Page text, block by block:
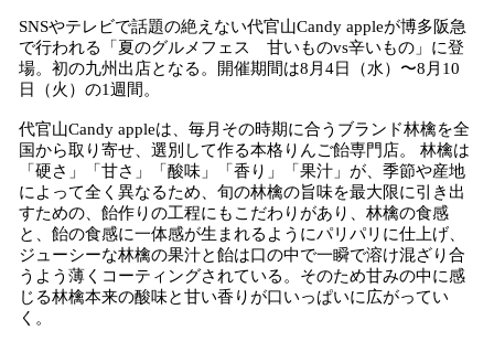
SNSやテレビで話題の絶えない代官山Candy appleが博多阪急
で行われる「夏のグルメフェス 甘いものvs辛いもの」に登
場。初の九州出店となる。開催期間は8月4日（水）〜8月10
日（火）の1週間。
代官山Candy appleは、毎⽉その時期に合うブランド林檎を全
国から取り寄せ、選別して作る本格りんご飴専門店。 林檎は
「硬さ」「⽢さ」「酸味」「⾹り」「果汁」が、季節や産地
によって全く異なるため、旬の林檎の旨味を最⼤限に引き出
すための、飴作りの⼯程にもこだわりがあり、林檎の⾷感
と、飴の⾷感に⼀体感が⽣まれるようにパリパリに仕上げ、
ジューシーな林檎の果汁と飴は⼝の中で⼀瞬で溶け混ざり合
うよう薄くコーティングされている。そのため⽢みの中に感
じる林檎本来の酸味と⽢い⾹りが⼝いっぱいに広がってい
く。